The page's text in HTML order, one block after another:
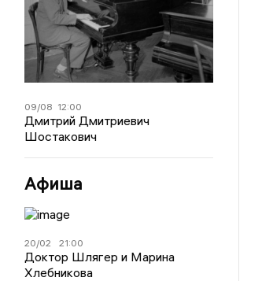
09/08 12:00
Дмитрий Дмитриевич
Шостакович
Афиша
20/02 21:00
Доктор Шлягер и Марина
Хлебникова